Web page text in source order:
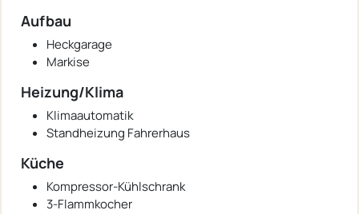
Aufbau
Heckgarage
Markise
Heizung/Klima
Klimaautomatik
Standheizung Fahrerhaus
Küche
Kompressor-Kühlschrank
3-Flammkocher